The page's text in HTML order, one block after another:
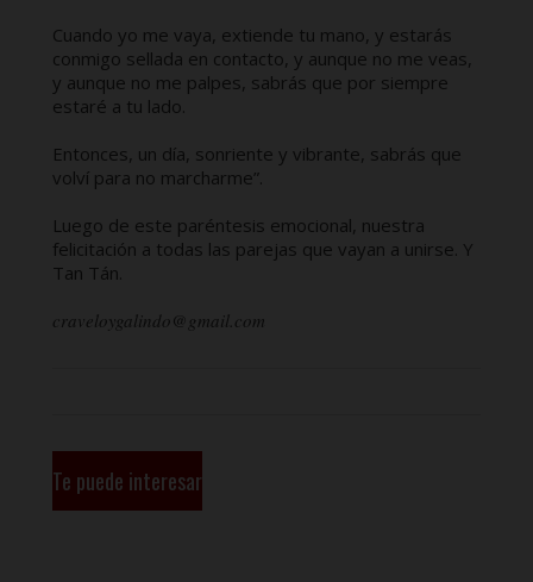
Cuando yo me vaya, extiende tu mano, y estarás
conmigo sellada en contacto, y aunque no me veas,
y aunque no me palpes, sabrás que por siempre
estaré a tu lado.
Entonces, un día, sonriente y vibrante, sabrás que
volví para no marcharme”.
Luego de este paréntesis emocional, nuestra
felicitación a todas las parejas que vayan a unirse. Y
Tan Tán.
craveloygalindo@gmail.com
Te puede interesar